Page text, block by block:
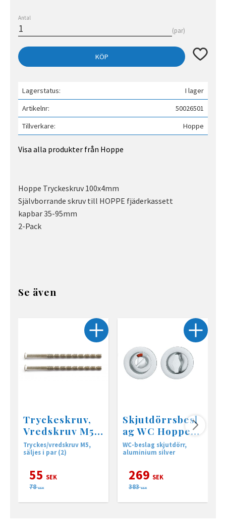
Antal
par
KÖP Lägg till
Lagerstatus
I lager
Artikelnr
50026501
Tillverkare
Hoppe
Visa alla produkter från Hoppe
Hoppe Tryckeskruv 100x4mm
Självborrande skruv till HOPPE fjäderkassett
kapbar 35-95mm
2-Pack
Se även
Tryckeskruv,
Vredskruv M5
2-pack
Tryckes/vredskruv M5,
säljes i par (2)
55 SEK
78 SEK
Skjutdörrsbesl
ag WC Hoppe
499, F1 silver
WC-beslag skjutdörr,
aluminium silver
269 SEK
383 SEK